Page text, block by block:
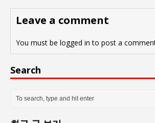
Leave a comment
You must be logged in to post a
Search